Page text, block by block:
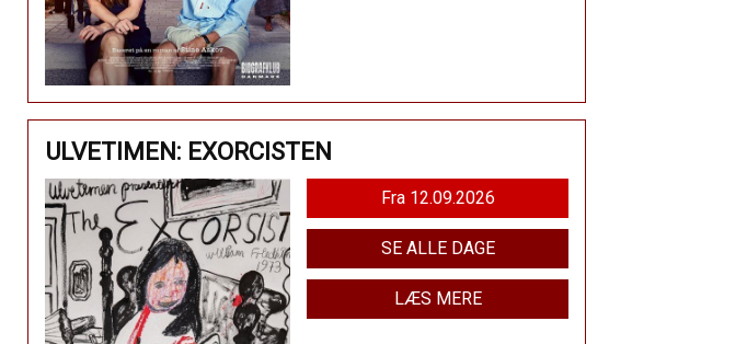
ULVETIMEN: EXORCISTEN
Fra 12.09.2026
SE ALLE DAGE
LÆS MERE